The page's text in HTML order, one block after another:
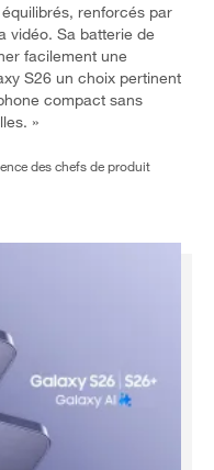
renforcés par
vidéo. Sa batterie de
facilement une
S26 un choix pertinent
compact sans
»
des chefs de produit